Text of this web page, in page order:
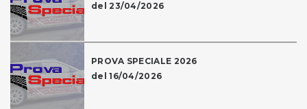
del 23/04/2026
PROVA SPECIALE 2026
del 16/04/2026